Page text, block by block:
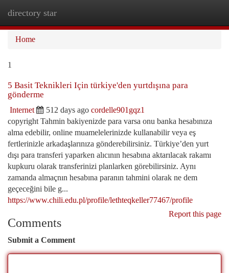
directory star
Home
1
5 Basit Teknikleri Için türkiye'den yurtdışına para
gönderme
Internet 512 days ago cordelle901gqz1
copyright Tahmin bakiyenizde para varsa onu banka hesabınıza
alma edebilir, online muamelelerinizde kullanabilir veya eş
fertlerinizle arkadaşlarınıza gönderebilirsiniz. Türkiye’den yurt
dışı para transferi yaparken alıcının hesabına aktarılacak rakamı
kupkuru olarak transferinizi planlarken görebilirsiniz. Aynı
zamanda almaçnın hesabına paranın tahmini olarak ne dem
geçeceğini bile g...
https://www.chili.edu.pl/profile/lethteqkeller77467/profile
Report this page
Comments
Submit a Comment